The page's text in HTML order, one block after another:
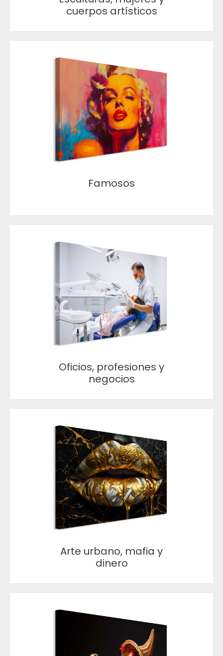
cuerpos artísticos
Famosos
Oficios, profesiones y
negocios
Arte urbano, mafia y
dinero